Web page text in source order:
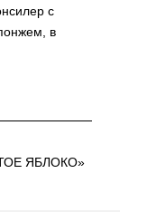
с
в
ЯБЛОКО»